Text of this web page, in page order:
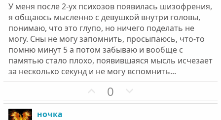
н
ы
й
г
о
л
о
н
ы
й
г
о
л
о
У меня после 2-ух психозов появилась шизофрения,
я общаюсь мысленно с девушкой внутри головы,
понимаю, что это глупо, но ничего поделать не
могу. Сны не могу запомнить, просыпаюсь, что-то
помню минут 5 а потом забываю и вообще с
памятью стало плохо, появившаяся мысль исчезает
за несколько секунд и не могу вспомнить...
П
о
0
е
ночка